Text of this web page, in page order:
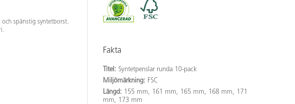
spänstig syntetborst.
Fakta
Titel: Syntetpenslar runda 10-pack
Miljömärkning: FSC
Längd: 155 mm, 161 mm, 165 mm, 168 mm, 171
mm, 173 mm